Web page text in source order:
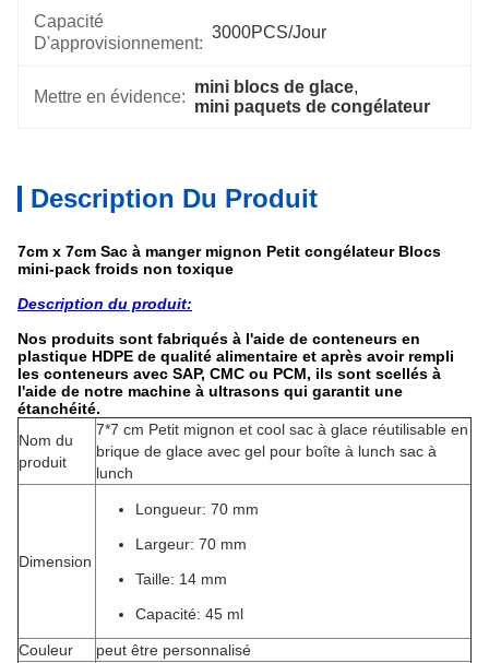
Capacité
D'approvisionnement:
3000PCS/jour
Mettre en évidence:
mini blocs de glace,
mini paquets de congélateur
Description Du Produit
7cm x 7cm Sac à manger mignon Petit congélateur Blocs
mini-pack froids non toxique
Description du produit:
Nos produits sont fabriqués à l'aide de conteneurs en
plastique HDPE de qualité alimentaire et après avoir rempli
les conteneurs avec SAP, CMC ou PCM, ils sont scellés à
l'aide de notre machine à ultrasons qui garantit une
étanchéité.
Nom du
produit
7*7 cm Petit mignon et cool sac à glace réutilisable en
brique de glace avec gel pour boîte à lunch sac à
lunch
Dimension
Longueur: 70 mm
Largeur: 70 mm
Taille: 14 mm
Capacité: 45 ml
Couleur
peut être personnalisé